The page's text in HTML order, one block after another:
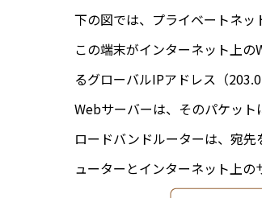
下の図では、プライベートネッ
この端末がインターネット上
るグローバルIPアドレス（
Webサーバーは、そのパケッ
ロードバンドルーターは、宛
ューターとインターネット上の